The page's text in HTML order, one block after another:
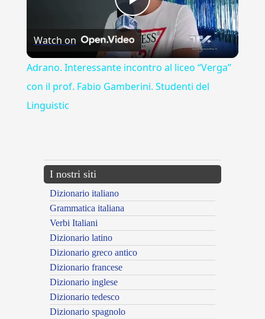
Play
Video
Watch on
Adrano. Interessante incontro al liceo “Verga”
con il prof. Fabio Gamberini. Studenti del
Linguistic
I nostri siti
Dizionario italiano
Grammatica italiana
Verbi Italiani
Dizionario latino
Dizionario greco antico
Dizionario francese
Dizionario inglese
Dizionario tedesco
Dizionario spagnolo